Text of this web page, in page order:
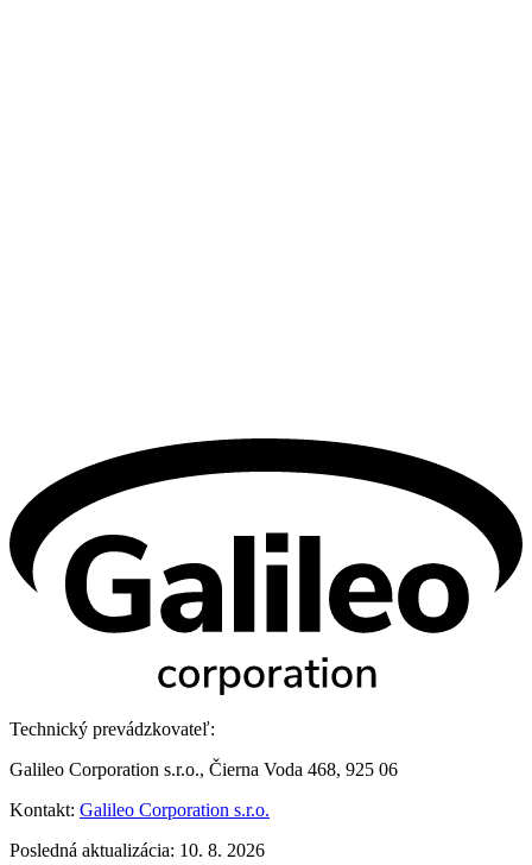
Technický prevádzkovateľ:
Galileo Corporation s.r.o., Čierna Voda 468, 925 06
Kontakt: Galileo Corporation s.r.o.
Posledná aktualizácia: 10. 8. 2026